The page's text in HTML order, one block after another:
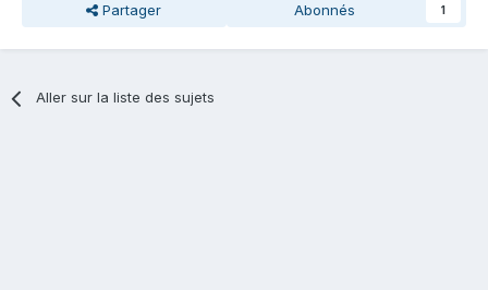
Partager Abonnés 1
Aller sur la liste des sujets